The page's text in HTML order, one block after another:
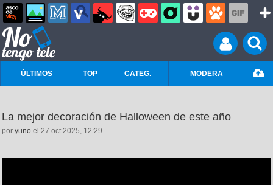
ÚLTIMOS TOP CATEG. MODERA
La mejor decoración de Halloween de este año
por yuno el 27 oct 2025, 12:29